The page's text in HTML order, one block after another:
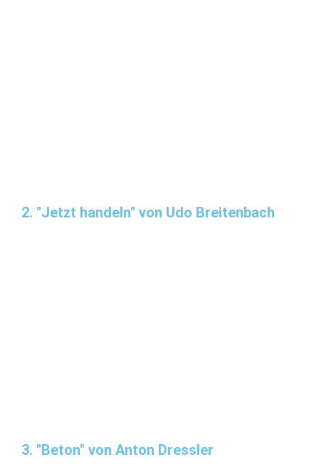
2. "Jetzt handeln" von Udo Breitenbach
3. "Beton" von Anton Dressler